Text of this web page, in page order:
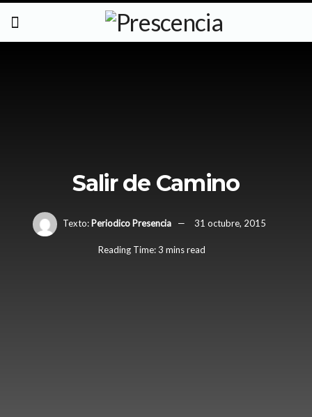
Salir de Camino
Texto: Periodico Presencia 31 octubre, 2015
Reading Time: 3 mins read